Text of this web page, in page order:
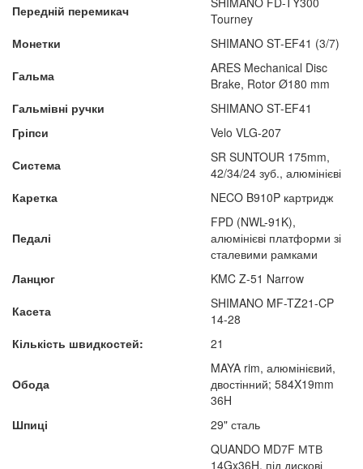
Передній перемикач
Tourney
Монетки
SHIMANO ST-EF41 (3/7)
Гальма
ARES Mechanical Disc
Brake, Rotor Ø180 mm
Гальмівні ручки
SHIMANO ST-EF41
Гріпси
Velo VLG-207
Система
SR SUNTOUR 175mm,
42/34/24 зуб., алюмінієві
Каретка
NECO B910P картридж
Педалі
FPD (NWL-91K),
алюмінієві платформи зі
сталевими рамками
Ланцюг
KMC Z-51 Narrow
Касета
SHIMANO MF-TZ21-CP
14-28
Кількість швидкостей:
21
Обода
MAYA rim, алюмінієвий,
двостінний; 584X19mm
36H
Шпиці
29" сталь
QUANDO MD7F МТВ
14Gx36H, під дискові